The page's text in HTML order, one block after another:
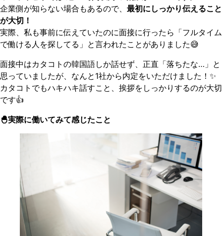
企業側が知らない場合もあるので、 最初にしっかり伝えること
が大切！
実際、私も事前に伝えていたのに面接に行ったら「フルタイム
で働ける人を探してる」と言われたことがありました😅
面接中はカタコトの韓国語しか話せず、正直「落ちたな…」と
思っていましたが、なんと1社から内定をいただけました！✨
カタコトでもハキハキ話すこと、挨拶をしっかりするのが大切
です👍
🐣実際に働いてみて感じたこと